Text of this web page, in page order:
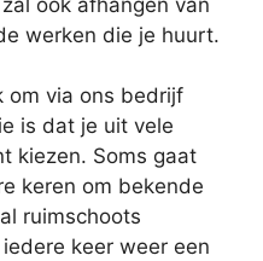
werken die je huurt.
om via ons bedrijf
is dat je uit vele
kiezen. Soms gaat
keren om bekende
ruimschoots
keer weer een